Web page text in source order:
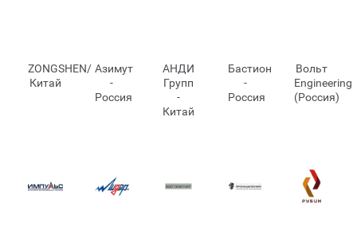
ZONGSHEN/
Китай
Азимут
-
Россия
АНДИ
Групп
-
Китай
Бастион
-
Россия
Вольт
Engineering
(Россия)